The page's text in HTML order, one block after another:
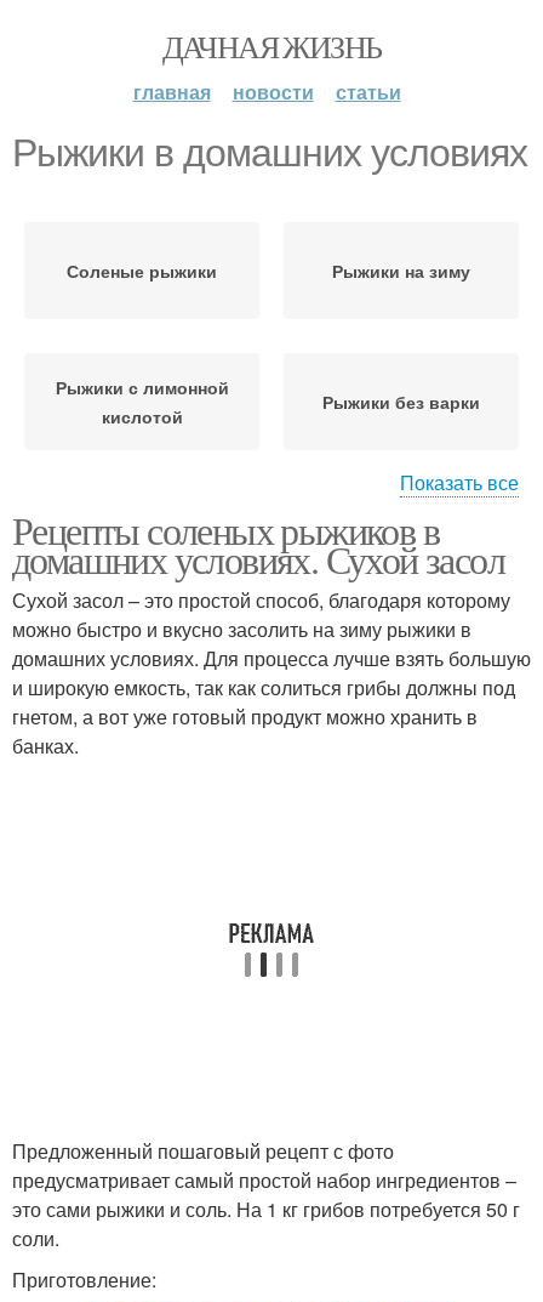
ДАЧНАЯ ЖИЗНЬ
главная новости статьи
Рыжики в домашних условиях
Соленые рыжики Рыжики на зиму
Рыжики с лимонной
кислотой
Рыжики без варки
Рыжики с уксусом
Показать все
Рецепты соленых рыжиков в
домашних условиях. Сухой засол
Сухой засол – это простой способ, благодаря которому
можно быстро и вкусно засолить на зиму рыжики в
домашних условиях. Для процесса лучше взять большую
и широкую емкость, так как солиться грибы должны под
гнетом, а вот уже готовый продукт можно хранить в
банках.
Предложенный пошаговый рецепт с фото
предусматривает самый простой набор ингредиентов –
это сами рыжики и соль. На 1 кг грибов потребуется 50 г
соли.
Приготовление: